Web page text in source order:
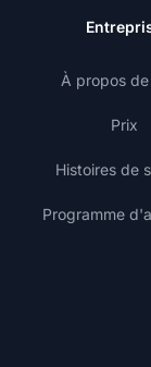
À propos
Prix
Histoires de
Programme